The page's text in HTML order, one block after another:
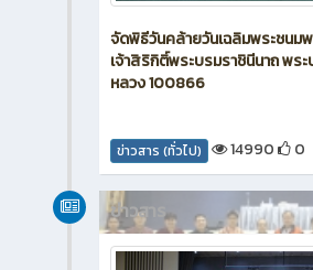
จัดพิธีวันคล้ายวันเฉลิมพระชนม
เจ้าสิริกิติ์พระบรมราชินีนาถ พร
หลวง 100866
ข่าวสาร (ทั่วไป) 14990 0
ข่าวสาร